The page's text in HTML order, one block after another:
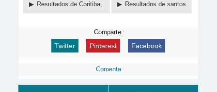
Resultados de Coritiba, Resultados de santos
Comparte:
Twitter Pinterest Facebook
Comenta